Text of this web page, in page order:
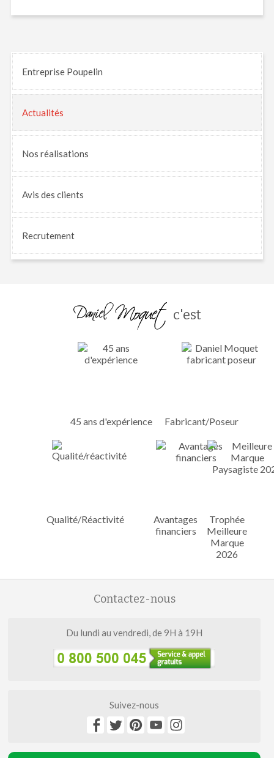
Entreprise Poupelin
Actualités
Nos réalisations
Avis des clients
Recrutement
c'est
45 ans d'expérience Fabricant/Poseur
Qualité/Réactivité
Avantages
financiers
Trophée
Meilleure
Marque
2026
Contactez-nous
Du lundi au vendredi, de 9H à 19H
Suivez-nous